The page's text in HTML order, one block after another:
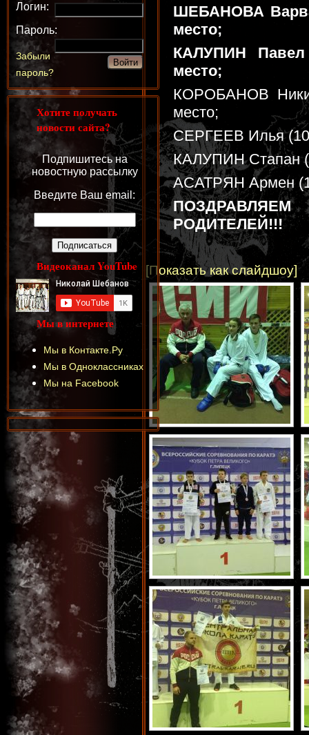
ШЕБАНОВА
место;
КАЛУПИН
место;
КОРОБАНОВ
место;
СЕРГЕЕВ Илья
КАЛУПИН Стапан
АСАТРЯН Армен
РОДИТЕЛЕЙ!!!
[Показать как слайдшоу]
Логин:
Пароль:
Забыли
пароль?
Хотите получать
новости сайта?
Подпишитесь на
новостную рассылку
Введите Ваш email:
Видеоканал YouTube
Мы в интернете
Мы в Контакте.Ру
Мы в Одноклассниках
Мы на Facebook